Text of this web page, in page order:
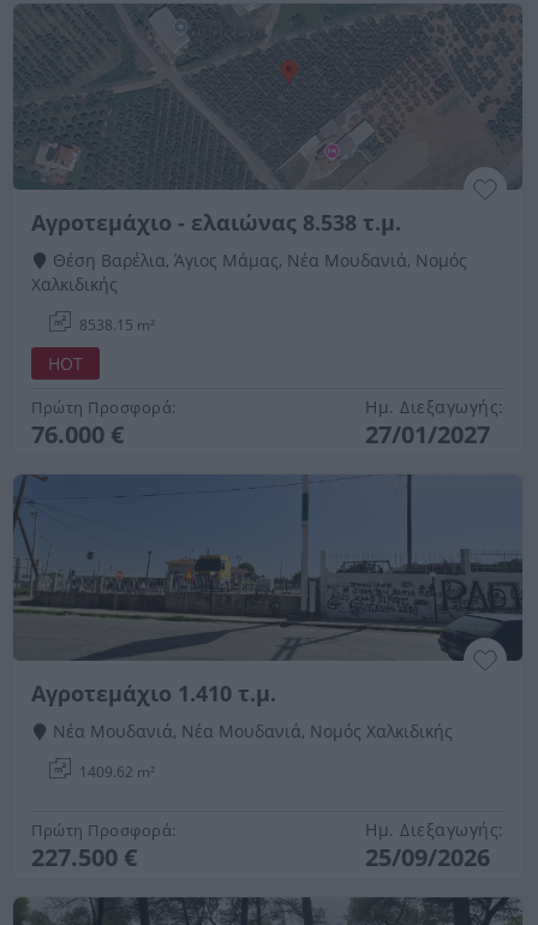
Αγροτεμάχιο - ελαιώνας 8.538 τ.μ.
Θέση Βαρέλια, Άγιος Μάμας, Νέα Μουδανιά, Νομός
Χαλκιδικής
8538.15 m²
HOT
Πρώτη Προσφορά:
76.000 €
Ημ. Διεξαγωγής:
27/01/2027
Αγροτεμάχιο 1.410 τ.μ.
Νέα Μουδανιά, Νέα Μουδανιά, Νομός Χαλκιδικής
1409.62 m²
Πρώτη Προσφορά:
227.500 €
Ημ. Διεξαγωγής:
25/09/2026